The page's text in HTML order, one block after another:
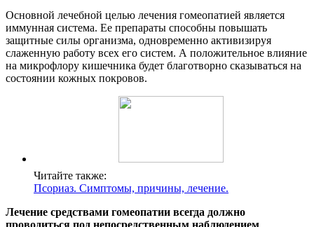
Основной лечебной целью лечения гомеопатией является
иммунная система. Ее препараты способны повышать
защитные силы организма, одновременно активизируя
слаженную работу всех его систем. А положительное влияние
на микрофлору кишечника будет благотворно сказываться на
состоянии кожных покровов.
Читайте также:
Псориаз. Симптомы, причины, лечение.
Лечение средствами гомеопатии всегда должно